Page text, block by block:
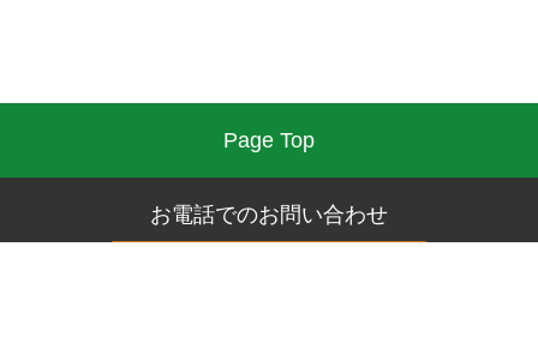
Page Top
お電話でのお問い合わせ